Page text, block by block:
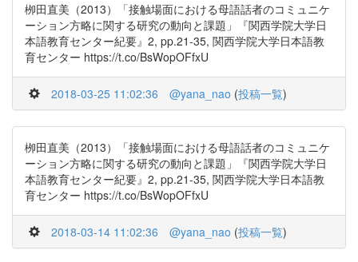
栁田直美（2013）「接触場面における母語話者のコミュニケ
ーション方略に関する研究の動向と課題」『関西学院大学日
本語教育センター紀要』2, pp.21-35, 関西学院大学日本語教
育センター https://t.co/BsWopOFfxU
2018-03-25 11:02:36 @yana_nao (投稿一覧)
栁田直美（2013）「接触場面における母語話者のコミュニケ
ーション方略に関する研究の動向と課題」『関西学院大学日
本語教育センター紀要』2, pp.21-35, 関西学院大学日本語教
育センター https://t.co/BsWopOFfxU
2018-03-14 11:02:36 @yana_nao (投稿一覧)